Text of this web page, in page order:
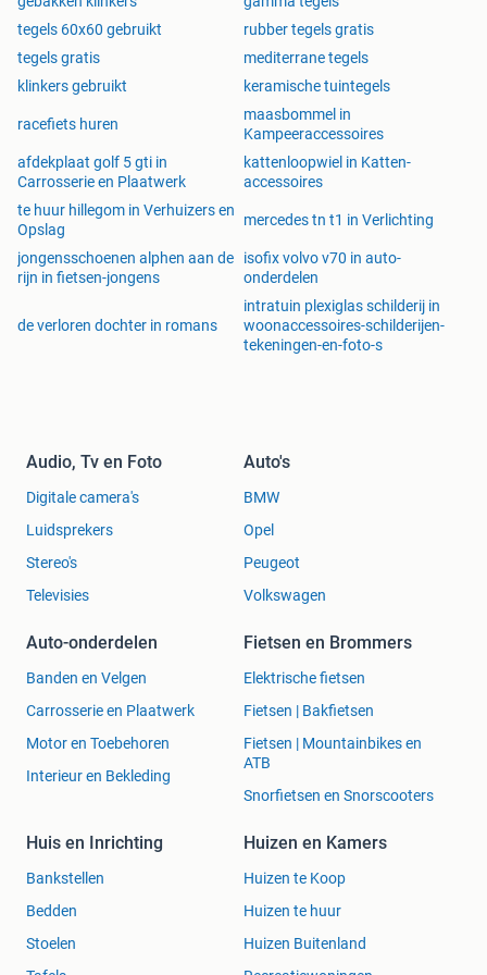
gekapt € 42,95 p/m2
Kotah Yellow Green groot romaansverband ca.2,2 cm dik
natural / gekapt verouderd € 39,95 p/m2
Autumn Brown groot romaansverband ca.2,2 cm dik
geborsteld / gekapt verouderd € 39,95 p/m2
Autumn Brown 45x90xca.3 cm dik natural / strak gezaagd
€ 29,95 p/m2 op=op
Mint 60x90xca.2,2 cm semi gezoet / gekapt verouderd €
Mint groot romaansverband ca.2,2 cm dik semi gezoet /
CASTLE STONE GREY TUIN EN TERRASTEGELS:
Castle Stone Grey groot romaansverband ca.2,5 cm dik
natural / gekapt verouderd € 39,95 p/m2
Castle Stone Grey 60x90xca.2,5 cm natural / gekapt
verouderd € 39,95 p/m2
Castle Stone Grey groot romaansverband ca.2,2 cm dik
semi gezoet / gekapt verouderd € 39,95 p/m2
Castle Stone Grey 60x90xca.2,2 cm semi gezoet / gekapt
verouderd € 39,95 p/m2
Castle Stone Beige groot romaansverband ca.2,5 cm dik
natural / gekapt verouderd € 39,95 p/m2
verouderd € 39,95 p/m2
tegels 60x60 gebruikt
rubber tegels gratis
tegels gratis
mediterrane tegels
klinkers gebruikt
keramische tuintegels
racefiets huren
maasbommel in
Kampeeraccessoires
afdekplaat golf 5 gti in
Carrosserie en Plaatwerk
kattenloopwiel in Katten-
accessoires
te huur hillegom in Verhuizers en
Opslag
mercedes tn t1 in Verlichting
jongensschoenen alphen aan de
rijn in fietsen-jongens
isofix volvo v70 in auto-
onderdelen
de verloren dochter in romans
intratuin plexiglas schilderij in
woonaccessoires-schilderijen-
tekeningen-en-foto-s
Audio, Tv en Foto
Digitale camera's
Luidsprekers
Stereo's
Televisies
Auto's
BMW
Opel
Peugeot
Volkswagen
Auto-onderdelen
Banden en Velgen
Carrosserie en Plaatwerk
Motor en Toebehoren
Interieur en Bekleding
Fietsen en Brommers
Elektrische fietsen
Fietsen | Bakfietsen
Fietsen | Mountainbikes en
ATB
Snorfietsen en Snorscooters
Huis en Inrichting
Bankstellen
Bedden
Stoelen
Huizen en Kamers
Huizen te Koop
Huizen te huur
Huizen Buitenland